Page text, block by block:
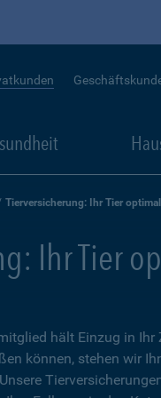
Tierversicherung: Ihr Tier
Ihr Tier
hält Einzug in
können, stehen wir